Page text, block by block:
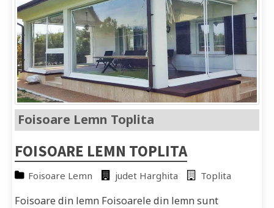
Foisoare Lemn Toplita
FOISOARE LEMN TOPLITA
Foisoare Lemn judet Harghita Toplita
Foisoare din lemn Foisoarele din lemn sunt